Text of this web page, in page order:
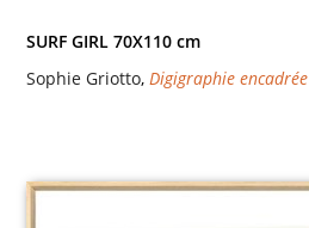
SURF GIRL 70X110 cm
Sophie Griotto, Digigraphie encadrée